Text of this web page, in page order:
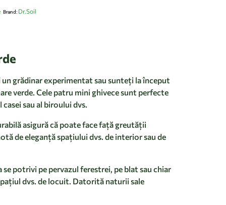
Brand: Dr.Soil
grădinar experimentat sau sunteți la început
verde. Cele patru mini ghivece sunt perfecte
sau al biroului dvs.
asigură că poate face față greutății
de eleganță spațiului dvs. de interior sau de
potrivi pe pervazul ferestrei, pe blat sau chiar
dvs. de locuit. Datorită naturii sale